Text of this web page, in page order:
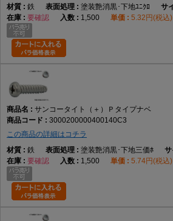
鉄
塗装艶消黒･下地ﾕﾆｸﾛ
要確認
1,500 5.32円(税込)
サンコータイト（＋）Ｐタイプナベ
3000200000400140C3
この商品の詳細はコチラ
鉄
塗装艶消黒･下地三価ﾎ
要確認
1,500 5.74円(税込)